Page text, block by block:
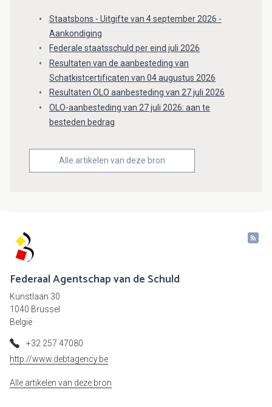
Staatsbons - Uitgifte van 4 september 2026 -
Aankondiging
Federale staatsschuld per eind juli 2026
Resultaten van de aanbesteding van
Schatkistcertificaten van 04 augustus 2026
Resultaten OLO aanbesteding van 27 juli 2026
OLO-aanbesteding van 27 juli 2026: aan te
besteden bedrag
Alle artikelen van deze bron
Federaal Agentschap van de Schuld
Kunstlaan 30
1040 Brussel
België
+32 257 47080
http://www.debtagency.be
Alle artikelen van deze bron